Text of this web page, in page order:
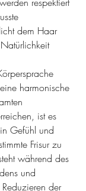
dem Haar
harmonische
ist es
Gefühl und
Frisur zu
während des
und
der